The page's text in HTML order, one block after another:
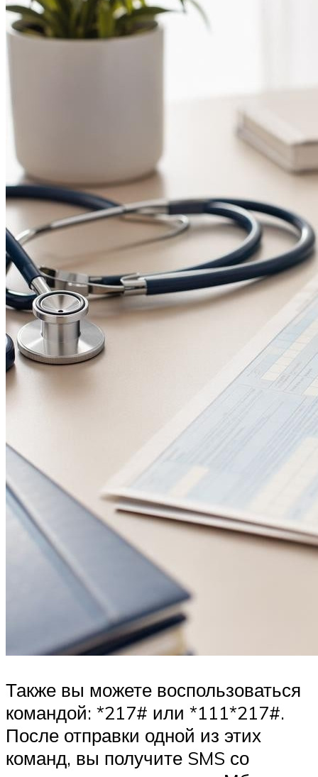
Также вы можете воспользоваться
командой: *217# или *111*217#.
После отправки одной из этих
команд, вы получите SMS со